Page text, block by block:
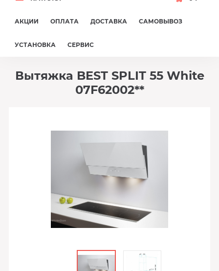
АКЦИИ ОПЛАТА ДОСТАВКА САМОВЫВОЗ
УСТАНОВКА СЕРВИС
Вытяжка BEST SPLIT 55 White
07F62002**